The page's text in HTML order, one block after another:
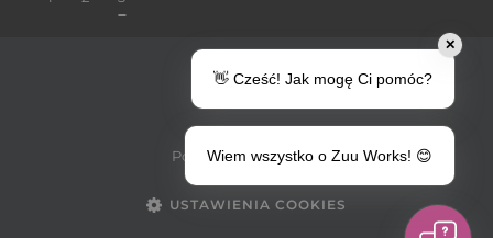
Polityka prywatności
USTAWIENIA COOKIES
✕
👋 Cześć! Jak mogę Ci pomóc?
Wiem wszystko o Zuu Works! 😊